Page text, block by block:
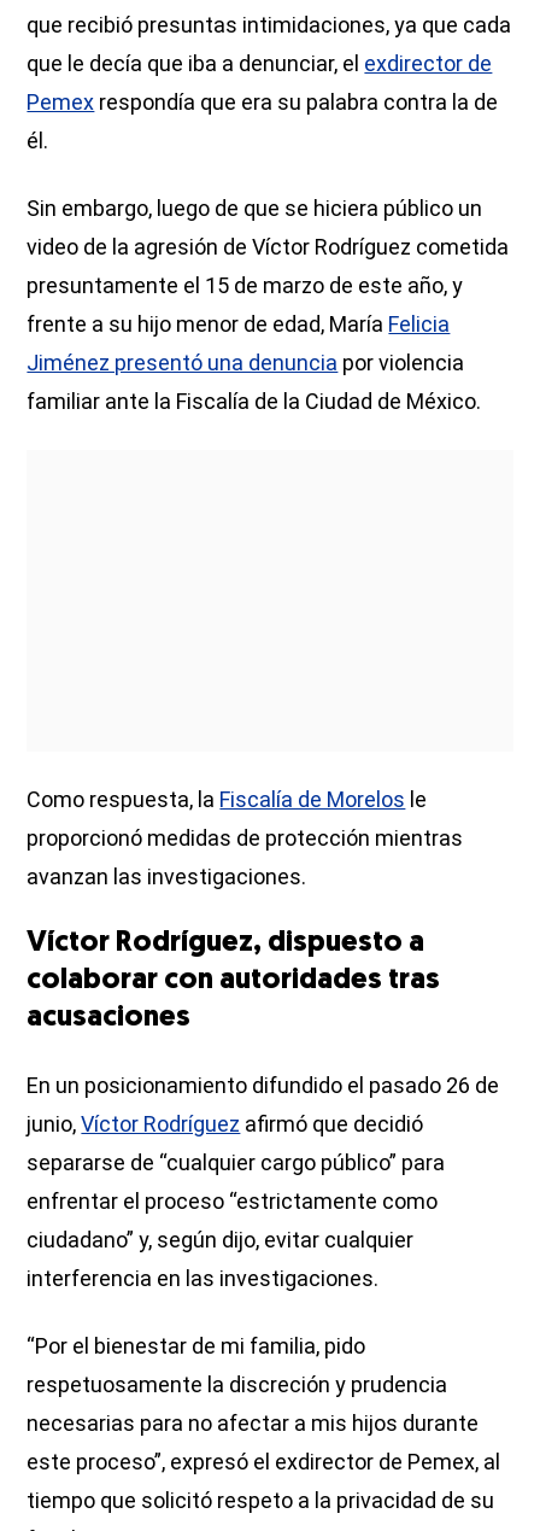
que recibió presuntas intimidaciones, ya que cada
que le decía que iba a denunciar, el exdirector de
Pemex respondía que era su palabra contra la de
él.
Sin embargo, luego de que se hiciera público un
video de la agresión de Víctor Rodríguez cometida
presuntamente el 15 de marzo de este año, y
frente a su hijo menor de edad, María Felicia
Jiménez presentó una denuncia por violencia
familiar ante la Fiscalía de la Ciudad de México.
Como respuesta, la Fiscalía de Morelos le
proporcionó medidas de protección mientras
avanzan las investigaciones.
Víctor Rodríguez, dispuesto a
colaborar con autoridades tras
acusaciones
En un posicionamiento difundido el pasado 26 de
junio,Víctor Rodríguez afirmó que decidió
separarse de “cualquier cargo público” para
enfrentar el proceso “estrictamente como
ciudadano” y, según dijo, evitar cualquier
interferencia en las investigaciones.
“Por el bienestar de mi familia, pido
respetuosamente la discreción y prudencia
necesarias para no afectar a mis hijos durante
este proceso”, expresó el exdirector de Pemex, al
tiempo que solicitó respeto a la privacidad de su